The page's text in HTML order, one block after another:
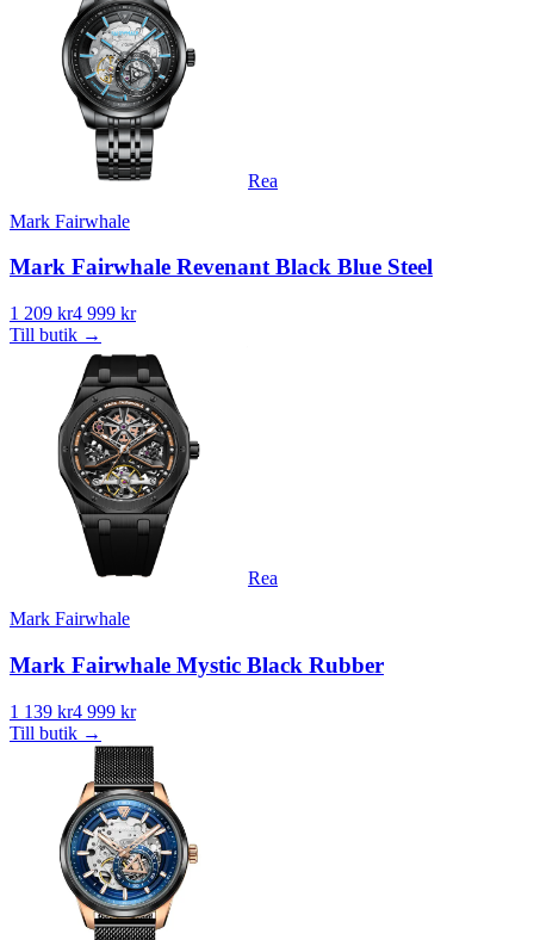
Rea
Mark Fairwhale
Mark Fairwhale Revenant Black Blue Steel
1 209 kr4 999 kr
Till butik →
Rea
Mark Fairwhale
Mark Fairwhale Mystic Black Rubber
1 139 kr4 999 kr
Till butik →